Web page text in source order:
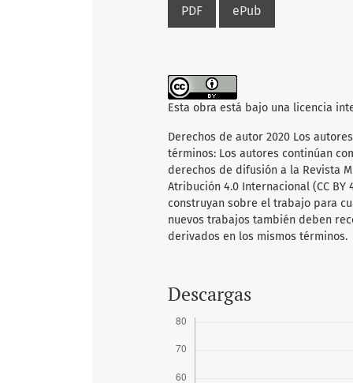
PDF ePub
Esta obra está bajo una licencia
Derechos de autor 2020 Los
términos: Los autores continúan
derechos de difusión a la Revista
Atribución 4.0 Internacional (CC
construyan sobre el trabajo para
nuevos trabajos también deben
derivados en los mismos términos.
Descargas